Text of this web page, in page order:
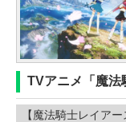
TVアニメ「魔法
【魔法騎士レイアー